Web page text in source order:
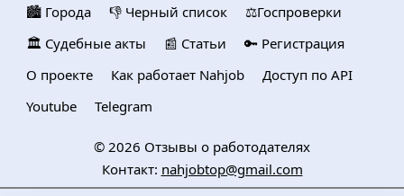
🏙️ Городa
👎 Черный список
⚖️Госпроверки
🏛️ Судебные акты
📰 Статьи
🔑 Регистрация
О проекте
Как работает Nahjob
Доступ по API
Youtube
Telegram
© 2026 Отзывы о работодателях
Контакт: nahjobtop@gmail.com